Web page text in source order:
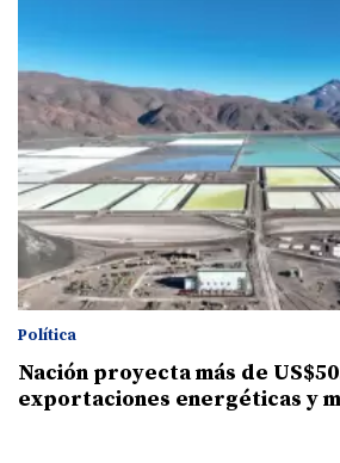
Política
Nación proyecta más de
exportaciones energéticas y